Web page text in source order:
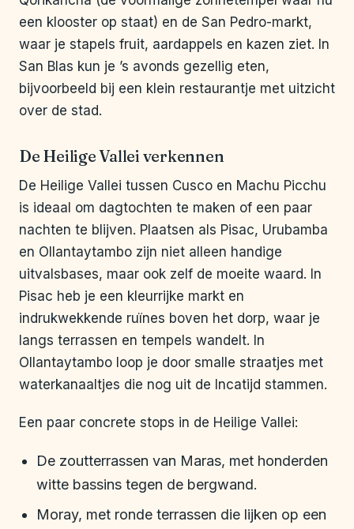
een klooster op staat) en de San Pedro-markt,
waar je stapels fruit, aardappels en kazen ziet. In
San Blas kun je ’s avonds gezellig eten,
bijvoorbeeld bij een klein restaurantje met uitzicht
over de stad.
De Heilige Vallei verkennen
De Heilige Vallei tussen Cusco en Machu Picchu
is ideaal om dagtochten te maken of een paar
nachten te blijven. Plaatsen als Pisac, Urubamba
en Ollantaytambo zijn niet alleen handige
uitvalsbases, maar ook zelf de moeite waard. In
Pisac heb je een kleurrijke markt en
indrukwekkende ruïnes boven het dorp, waar je
langs terrassen en tempels wandelt. In
Ollantaytambo loop je door smalle straatjes met
waterkanaaltjes die nog uit de Incatijd stammen.
Een paar concrete stops in de Heilige Vallei:
De zoutterrassen van Maras, met honderden
witte bassins tegen de bergwand.
Moray, met ronde terrassen die lijken op een